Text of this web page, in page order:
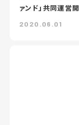
ァンド」共同運営
2020.06.01